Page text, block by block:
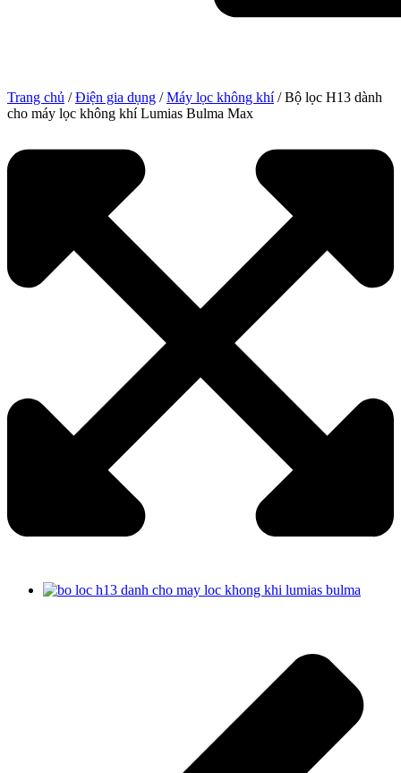
Trang chủ /Điện gia dụng /Máy lọc không khí/ Bộ lọc H13 dành
cho máy lọc không khí Lumias Bulma Max